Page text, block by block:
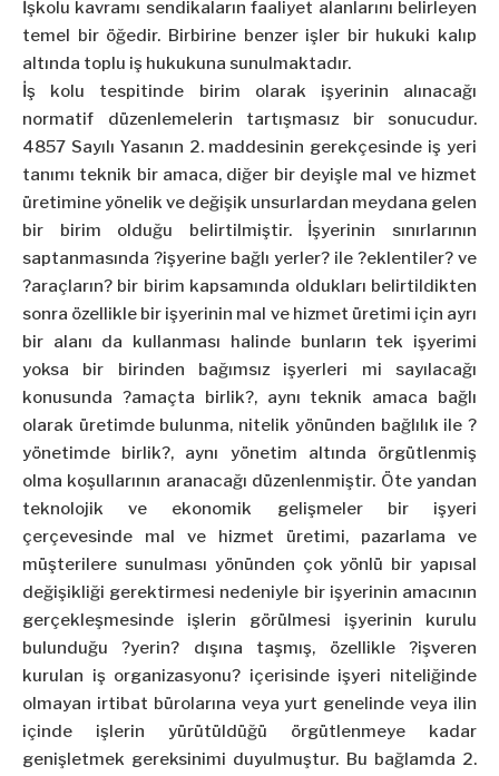
İşkolu kavramı sendikaların faaliyet alanlarını belirleyen
temel bir öğedir. Birbirine benzer işler bir hukuki kalıp
altında toplu iş hukukuna sunulmaktadır.
İş kolu tespitinde birim olarak işyerinin alınacağı
normatif düzenlemelerin tartışmasız bir sonucudur.
4857 Sayılı Yasanın 2. maddesinin gerekçesinde iş yeri
tanımı teknik bir amaca, diğer bir deyişle mal ve hizmet
üretimine yönelik ve değişik unsurlardan meydana gelen
bir birim olduğu belirtilmiştir. İşyerinin sınırlarının
saptanmasında ?işyerine bağlı yerler? ile ?eklentiler? ve
?araçların? bir birim kapsamında oldukları belirtildikten
sonra özellikle bir işyerinin mal ve hizmet üretimi için ayrı
bir alanı da kullanması halinde bunların tek işyerimi
yoksa bir birinden bağımsız işyerleri mi sayılacağı
konusunda ?amaçta birlik?, aynı teknik amaca bağlı
olarak üretimde bulunma, nitelik yönünden bağlılık ile ?
yönetimde birlik?, aynı yönetim altında örgütlenmiş
olma koşullarının aranacağı düzenlenmiştir. Öte yandan
teknolojik ve ekonomik gelişmeler bir işyeri
çerçevesinde mal ve hizmet üretimi, pazarlama ve
müşterilere sunulması yönünden çok yönlü bir yapısal
değişikliği gerektirmesi nedeniyle bir işyerinin amacının
gerçekleşmesinde işlerin görülmesi işyerinin kurulu
bulunduğu ?yerin? dışına taşmış, özellikle ?işveren
kurulan iş organizasyonu? içerisinde işyeri niteliğinde
olmayan irtibat bürolarına veya yurt genelinde veya ilin
içinde işlerin yürütüldüğü örgütlenmeye kadar
genişletmek gereksinimi duyulmuştur. Bu bağlamda 2.